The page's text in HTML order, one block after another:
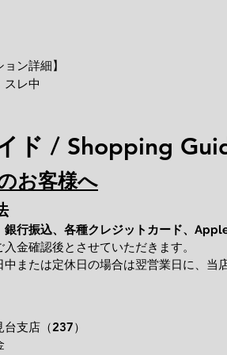
ョン詳細】
スレ中
ド / Shopping
お客様へ
銀行振込、各種クレジットカード、
入金確認後とさせていただきます。
中または定休日の場合は翌営業日に、当
支店（237）